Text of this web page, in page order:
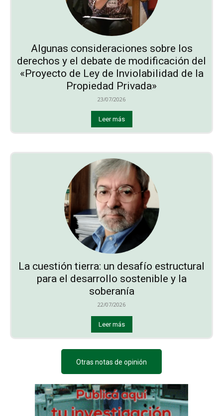
Algunas consideraciones sobre los
derechos y el debate de modificación del
«Proyecto de Ley de Inviolabilidad de la
Propiedad Privada»
23/07/2026
Leer más
La cuestión tierra: un desafío estructural
para el desarrollo sostenible y la
soberanía
22/07/2026
Leer más
Otras notas de opinión